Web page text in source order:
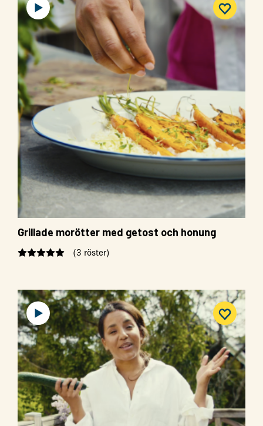
Grillade morötter med getost och honung
(3 röster)